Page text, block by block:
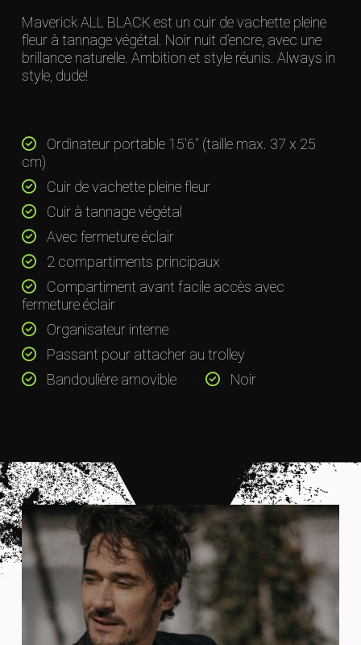
Maverick ALL BLACK est un cuir de vachette pleine
fleur à tannage végétal. Noir nuit d’encre, avec une
brillance naturelle. Ambition et style réunis. Always in
style, dude!
Ordinateur portable 15'6" (taille max. 37 x 25
cm)
Cuir de vachette pleine fleur
Cuir à tannage végétal
Avec fermeture éclair
2 compartiments principaux
Compartiment avant facile accès avec
fermeture éclair
Organisateur interne
Passant pour attacher au trolley
Bandoulière amovible
Noir